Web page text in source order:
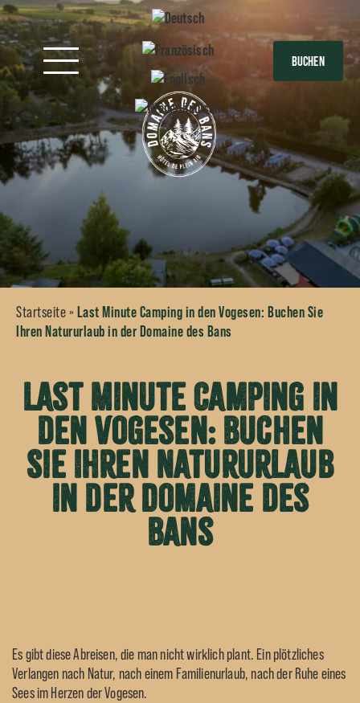
BUCHEN
Startseite» Last Minute Camping in den Vogesen: Buchen Sie
Ihren Natururlaub in der Domaine des Bans
Last Minute Camping in
den Vogesen: Buchen
Sie Ihren Natururlaub
in der Domaine des
Bans
Es gibt diese Abreisen, die man nicht wirklich plant. Ein plötzliches
Verlangen nach Natur, nach einem Familienurlaub, nach der Ruhe eines
Sees im Herzen der Vogesen.